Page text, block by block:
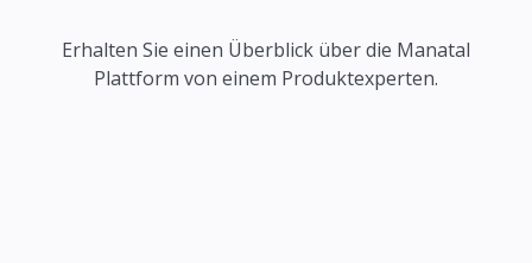
Erhalten Sie einen Überblick über die Manatal
Plattform von einem Produktexperten.